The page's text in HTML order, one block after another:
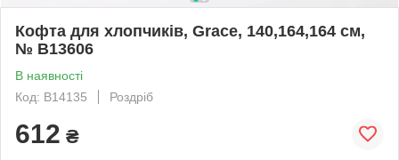
Кофта для хлопчиків, Grace, 140,164,164 см,
№ B13606
В наявності
Код: B14135
Роздріб
612 ₴